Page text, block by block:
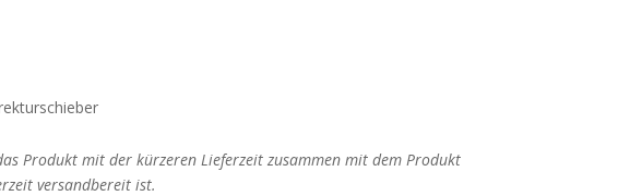
Produkt mit der kürzeren Lieferzeit zusammen mit dem Produkt
versandbereit ist.